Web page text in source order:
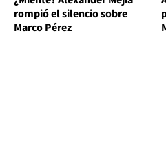
rompió el silencio sobre
Marco Pérez